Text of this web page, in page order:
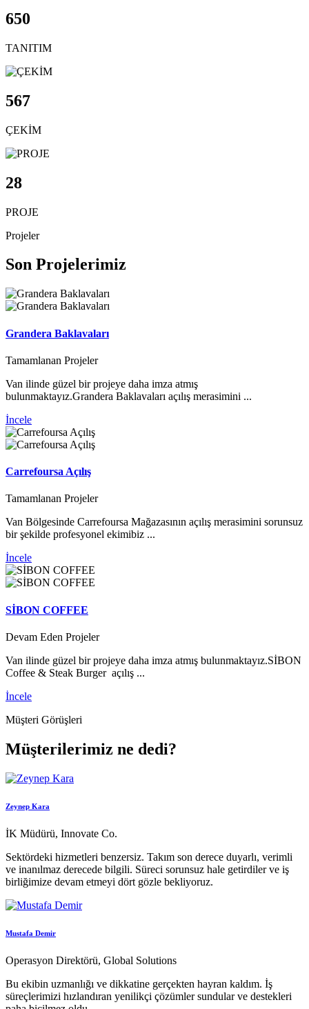
650
TANITIM
567
ÇEKİM
28
PROJE
Projeler
Son Projelerimiz
Grandera Baklavaları
Tamamlanan Projeler
Van ilinde güzel bir projeye daha imza atmış
bulunmaktayız.Grandera Baklavaları açılış merasimini ...
İncele
Carrefoursa Açılış
Tamamlanan Projeler
Van Bölgesinde Carrefoursa Mağazasının açılış merasimini sorunsuz
bir şekilde profesyonel ekimibiz ...
İncele
SİBON COFFEE
Devam Eden Projeler
Van ilinde güzel bir projeye daha imza atmış bulunmaktayız.SİBON
Coffee & Steak Burger açılış ...
İncele
Müşteri Görüşleri
Müşterilerimiz ne dedi?
Zeynep Kara
İK Müdürü, Innovate Co.
Sektördeki hizmetleri benzersiz. Takım son derece duyarlı, verimli
ve inanılmaz derecede bilgili. Süreci sorunsuz hale getirdiler ve iş
birliğimize devam etmeyi dört gözle bekliyoruz.
Mustafa Demir
Operasyon Direktörü, Global Solutions
Bu ekibin uzmanlığı ve dikkatine gerçekten hayran kaldım. İş
süreçlerimizi hızlandıran yenilikçi çözümler sundular ve destekleri